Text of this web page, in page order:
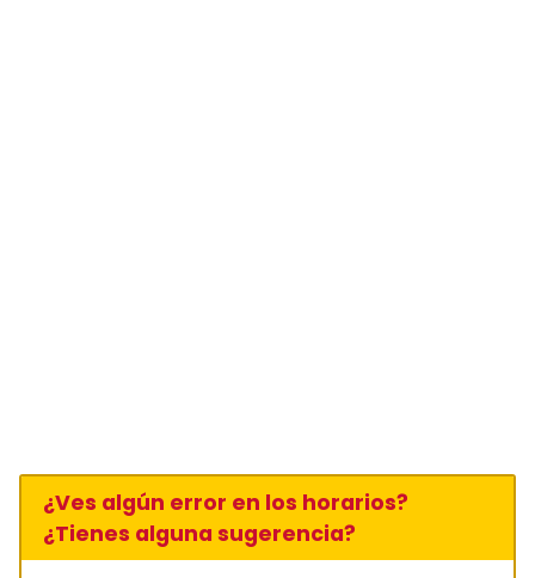
¿Ves algún error en los horarios?
¿Tienes alguna sugerencia?